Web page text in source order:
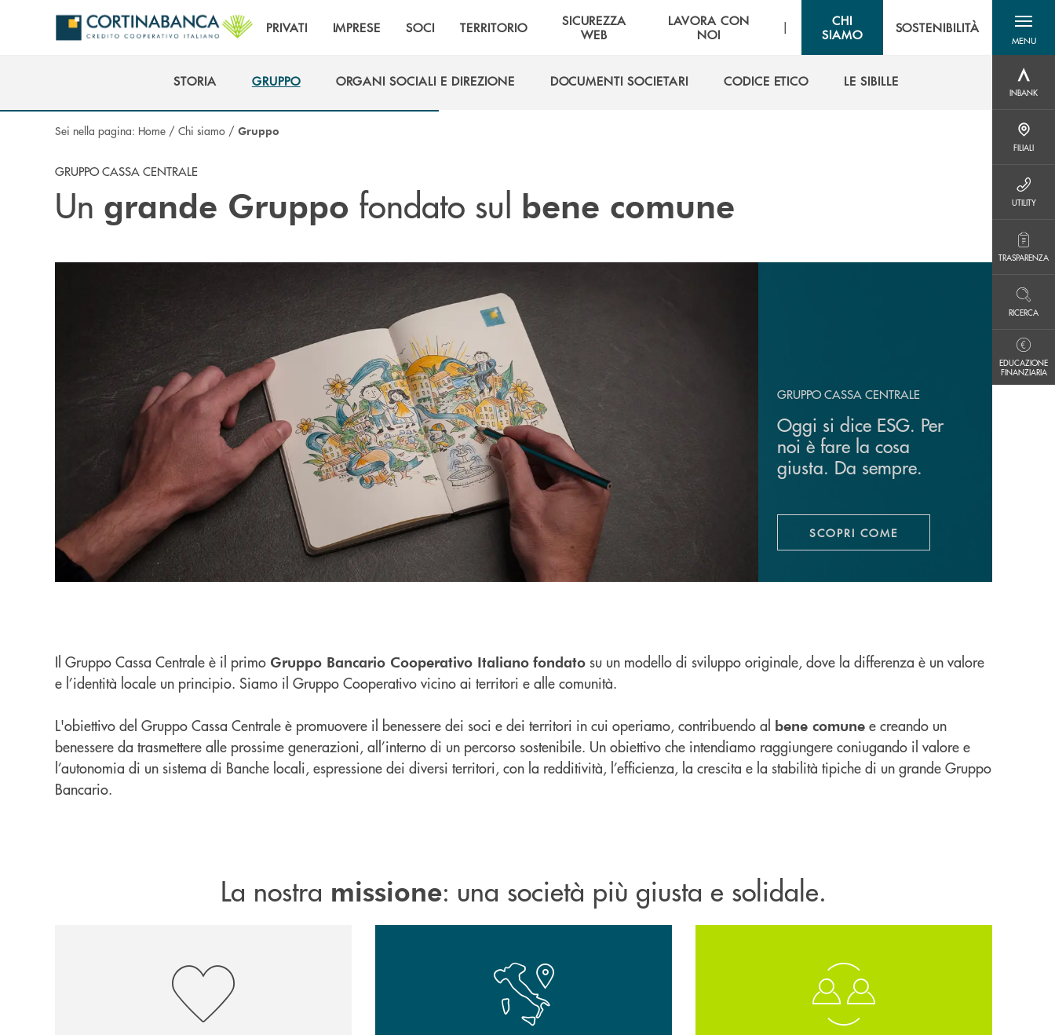
Salta al contenuto principale
PRIVATI IMPRESE SOCI TERRITORIO
SICUREZZA
WEB
LAVORA CON
NOI
|
CHI
SIAMO
SOSTENIBILITÀ
MENU
menu
INBANK
FILIALI
UTILITY
TRASPARENZA
RICERCA
EDUCAZIONE
FINANZIARIA
STORIA
GRUPPO
ORGANI SOCIALI E DIREZIONE
DOCUMENTI SOCIETARI
CODICE ETICO
LE SIBILLE
Sei nella pagina: Home / Chi siamo / Gruppo
GRUPPO CASSA CENTRALE
Un grande Gruppo fondato sul bene comune
GRUPPO CASSA CENTRALE
Oggi si dice ESG. Per
noi è fare la cosa
giusta. Da sempre.
SCOPRI COMEAPRE UNA NUOVA FINESTRA
Il Gruppo Cassa Centrale è il primo Gruppo Bancario Cooperativo Italiano fondato su un modello di sviluppo originale, dove la differenza è un valore
e l’identità locale un principio. Siamo il Gruppo Cooperativo vicino ai territori e alle comunità.
L'obiettivo del Gruppo Cassa Centrale è promuovere il benessere dei soci e dei territori in cui operiamo, contribuendo al bene comune e creando un
benessere da trasmettere alle prossime generazioni, all’interno di un percorso sostenibile. Un obiettivo che intendiamo raggiungere coniugando il valore e
l’autonomia di un sistema di Banche locali, espressione dei diversi territori, con la redditività, l’efficienza, la crescita e la stabilità tipiche di un grande Gruppo
Bancario.
La nostra missione: una società più giusta e solidale.